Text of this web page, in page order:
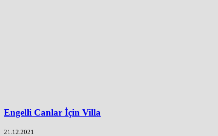
Engelli Canlar İçin Villa
21.12.2021